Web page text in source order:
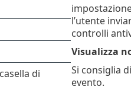
l’utente
controlli
Visualizza
Si consiglia
evento.